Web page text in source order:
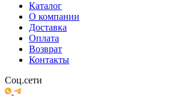
Каталог
О компании
Доставка
Оплата
Возврат
Контакты
Соц.сети